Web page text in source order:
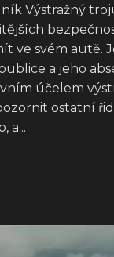
Výstražný
ve svém autě.
a jeho
účelem
ostatní
a...